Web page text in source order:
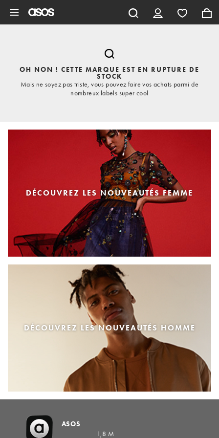
OH NON ! CETTE MARQUE EST EN RUPTURE DE
STOCK
Mais ne soyez pas triste, vous pouvez faire vos achats parmi de
nombreux labels super cool
DÉCOUVREZ LES NOUVEAUTÉS FEMME
DÉCOUVREZ LES NOUVEAUTÉS HOMME
ASOS
1,8 M